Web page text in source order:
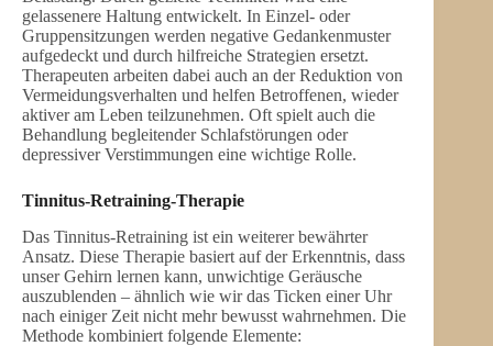
gelassenere Haltung entwickelt. In Einzel- oder
Gruppensitzungen werden negative Gedankenmuster
aufgedeckt und durch hilfreiche Strategien ersetzt.
Therapeuten arbeiten dabei auch an der Reduktion von
Vermeidungsverhalten und helfen Betroffenen, wieder
aktiver am Leben teilzunehmen. Oft spielt auch die
Behandlung begleitender Schlafstörungen oder
depressiver Verstimmungen eine wichtige Rolle.
Tinnitus-Retraining-Therapie
Das Tinnitus-Retraining ist ein weiterer bewährter
Ansatz. Diese Therapie basiert auf der Erkenntnis, dass
unser Gehirn lernen kann, unwichtige Geräusche
auszublenden – ähnlich wie wir das Ticken einer Uhr
nach einiger Zeit nicht mehr bewusst wahrnehmen. Die
Methode kombiniert folgende Elemente: